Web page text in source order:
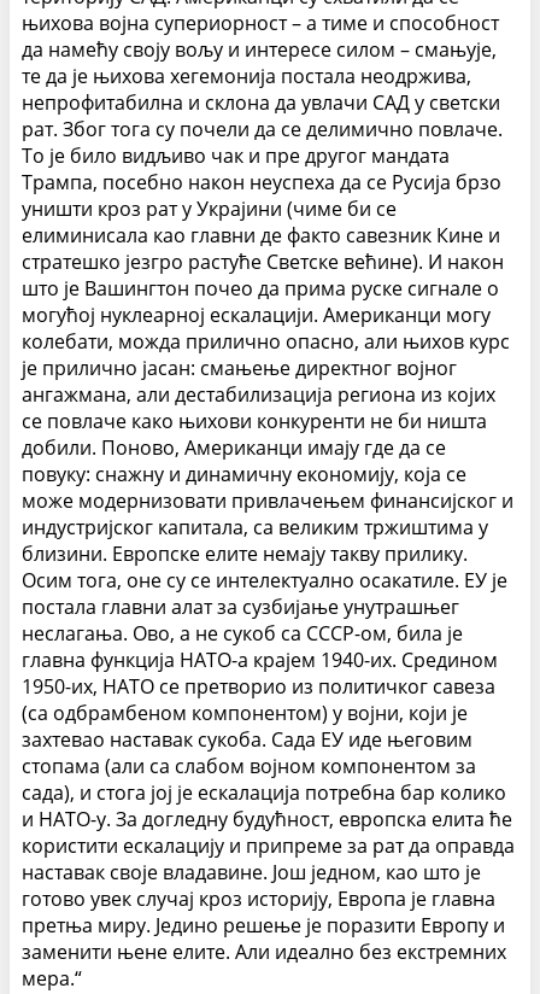
њихова војна супериорност – а тиме и способност
да намећу своју вољу и интересе силом – смањује,
те да је њихова хегемонија постала неодржива,
непрофитабилна и склона да увлачи САД у светски
рат. Због тога су почели да се делимично повлаче.
То је било видљиво чак и пре другог мандата
Трампа, посебно након неуспеха да се Русија брзо
уништи кроз рат у Украјини (чиме би се
елиминисала као главни де факто савезник Кине и
стратешко језгро растуће Светске већине). И након
што је Вашингтон почео да прима руске сигнале о
могућој нуклеарној ескалацији. Американци могу
колебати, можда прилично опасно, али њихов курс
је прилично јасан: смањење директног војног
ангажмана, али дестабилизација региона из којих
се повлаче како њихови конкуренти не би ништа
добили. Поново, Американци имају где да се
повуку: снажну и динамичну економију, која се
може модернизовати привлачењем финансијског и
индустријског капитала, са великим тржиштима у
близини. Европске елите немају такву прилику.
Осим тога, оне су се интелектуално осакатиле. ЕУ је
постала главни алат за сузбијање унутрашњег
неслагања. Ово, а не сукоб са СССР-ом, била је
главна функција НАТО-а крајем 1940-их. Средином
1950-их, НАТО се претворио из политичког савеза
(са одбрамбеном компонентом) у војни, који је
захтевао наставак сукоба. Сада ЕУ иде његовим
стопама (али са слабом војном компонентом за
сада), и стога јој је ескалација потребна бар колико
и НАТО-у. За догледну будућност, европска елита ће
користити ескалацију и припреме за рат да оправда
наставак своје владавине. Још једном, као што је
готово увек случај кроз историју, Европа је главна
претња миру. Једино решење је поразити Европу и
заменити њене елите. Али идеално без екстремних
мера.“